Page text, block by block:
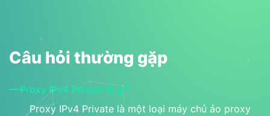
Câu hỏi thường gặp
Proxy IPv4 Private là gì?
Proxy IPv4 Private là một loại máy chủ ảo proxy